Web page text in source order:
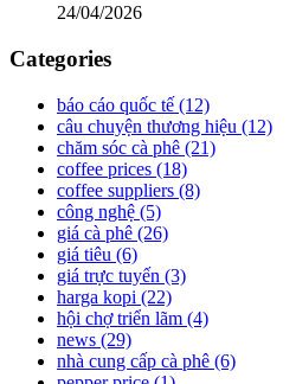
24/04/2026
Categories
báo cáo quốc tế (12)
câu chuyện thương hiệu (12)
chăm sóc cà phê (21)
coffee prices (18)
coffee suppliers (8)
công nghệ (5)
giá cà phê (26)
giá tiêu (6)
giá trực tuyến (3)
harga kopi (22)
hội chợ triển lãm (4)
news (29)
nhà cung cấp cà phê (6)